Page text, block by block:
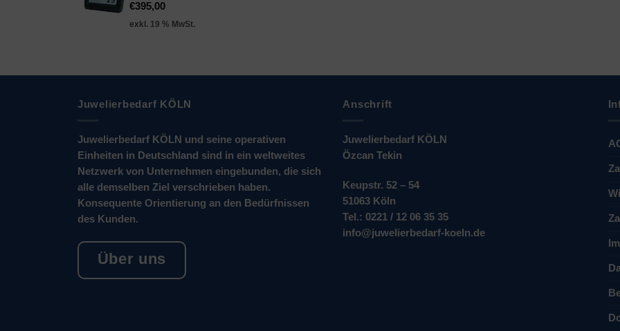
€395,00
exkl. 19 % MwSt.
Juwelierbedarf KÖLN
Juwelierbedarf KÖLN und seine operativen
Einheiten in Deutschland sind in ein weltweites
Netzwerk von Unternehmen eingebunden, die sich
alle demselben Ziel verschrieben haben.
Konsequente Orientierung an den Bedürfnissen
des Kunden.
Über uns
Anschrift
Juwelierbedarf KÖLN
Özcan Tekin
Keupstr. 52 – 54
51063 Köln
Tel.: 0221 / 12 06 35 35
info@juwelierbedarf-koeln.de